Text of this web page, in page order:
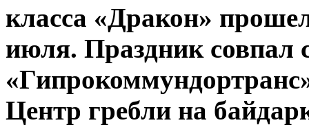
класса «Дракон»
июля. Праздник совпал
Центр гребли на